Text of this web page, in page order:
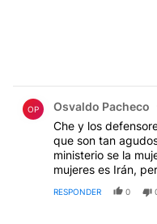
OP Osvaldo Pacheco
Che y los
que son tan
ministerio se la
mujeres es Irán,
RESPONDER 0